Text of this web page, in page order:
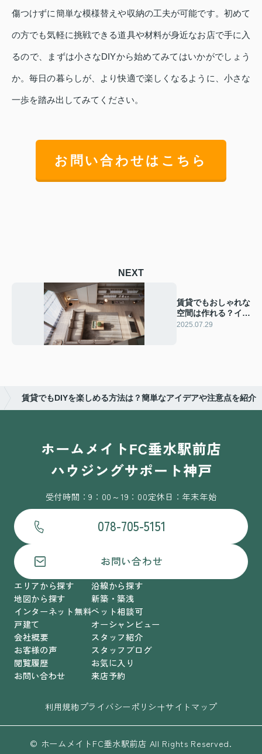
傷つけずに簡単な模様替えや収納の工夫が可能です。初めて
の方でも気軽に挑戦できる道具や材料が身近なお店で手に入
るので、まずは小さなDIYから始めてみてはいかがでしょう
か。毎日の暮らしが、より快適で楽しくなるように、小さな
一歩を踏み出してみてください。
お問い合わせはこちら
NEXT
賃貸でもおしゃれな
空間は作れる？イン
テリアの工夫や選び
2025.07.29
賃貸でもDIYを楽しめる方法は？簡単なアイデアや注意点を紹介
受付時間：9：00～19：00定休日：年末年始
078-705-5151
お問い合わせ
エリアから探す
地図から探す
インターネット無料
戸建て
会社概要
お客様の声
閲覧履歴
お問い合わせ
沿線から探す
新築・築浅
ペット相談可
オーシャンビュー
スタッフ紹介
スタッフブログ
お気に入り
来店予約
利用規約プライバシーポリシーサイトマップ
© ホームメイトFC垂水駅前店 All Rights Reserved.